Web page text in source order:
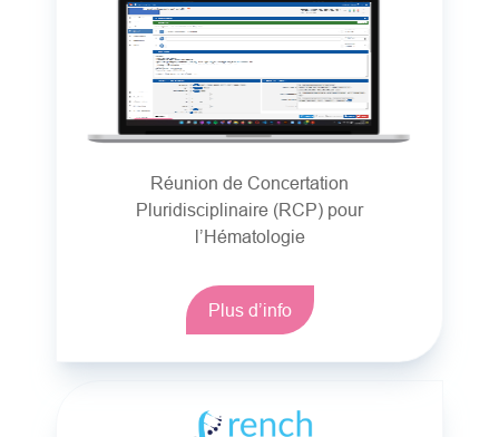
Réunion de Concertation
Pluridisciplinaire (RCP) pour
l’Hématologie
Plus d’info